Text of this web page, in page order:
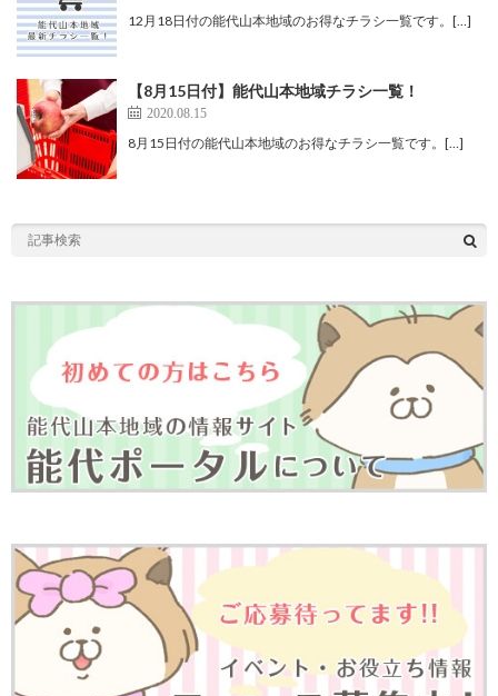
12月18日付の能代山本地域のお得なチラシ一覧です。[…]
【8月15日付】能代山本地域チラシ一覧！
2020.08.15
8月15日付の能代山本地域のお得なチラシ一覧です。[…]